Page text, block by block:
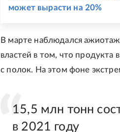
может вырасти на 20%
В марте наблюдался
властей в том, что продукта
с полок. На этом фоне
15,5 млн тонн
в 2021 году